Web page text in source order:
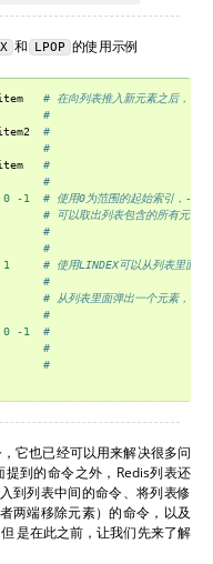
和 LPOP 的使用示例
# 在向列表推入新元素之后，该
#
#
#
#
#
0 -1
# 使用0为范围的起始索引，-1为
# 可以取出列表包含的所有元素。
#
#
1
# 使用LINDEX可以从列表里面取
#
# 从列表里面弹出一个元素，被
#
0 -1
#
#
#
它也已经可以用来解决很多问
到的命令之外，Redis列表还
到列表中间的命令、将列表修
两端移除元素）的命令，以及
是在此之前，让我们先来了解